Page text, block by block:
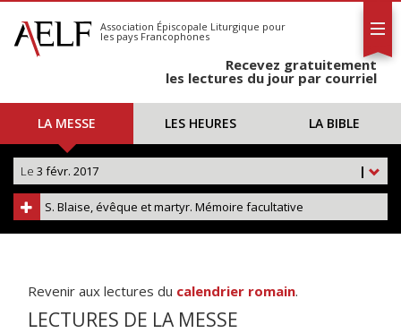
S'abonner
Calendrier
Association Épiscopale Liturgique pour
les pays Francophones
Recevez gratuitement
les lectures du jour par courriel
LA MESSE LES HEURES LA BIBLE
|
Le 3 févr. 2017
S. Blaise, évêque et martyr. Mémoire facultative
Revenir aux lectures du calendrier romain.
LECTURES DE LA MESSE